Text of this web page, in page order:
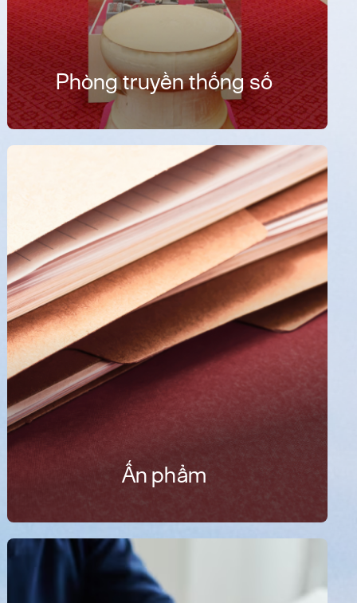
Phòng truyền thống số
Ấn phẩm